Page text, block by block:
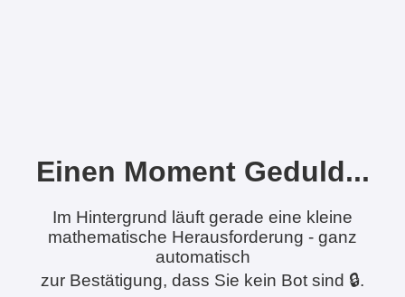
Einen Moment Geduld...
Im Hintergrund läuft gerade eine kleine
mathematische Herausforderung - ganz
automatisch
zur Bestätigung, dass Sie kein Bot sind 🔒.